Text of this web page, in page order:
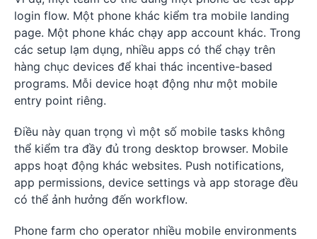
login flow. Một phone khác kiểm tra mobile landing
page. Một phone khác chạy app account khác. Trong
các setup lạm dụng, nhiều apps có thể chạy trên
hàng chục devices để khai thác incentive-based
programs. Mỗi device hoạt động như một mobile
entry point riêng.
Điều này quan trọng vì một số mobile tasks không
thể kiểm tra đầy đủ trong desktop browser. Mobile
apps hoạt động khác websites. Push notifications,
app permissions, device settings và app storage đều
có thể ảnh hưởng đến workflow.
Phone farm cho operator nhiều mobile environments